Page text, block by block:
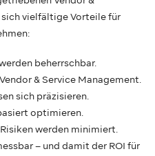
vielfältige Vorteile für
beherrschbar.
& Service Management.
sich präzisieren.
optimieren.
werden minimiert.
– und damit der ROI für